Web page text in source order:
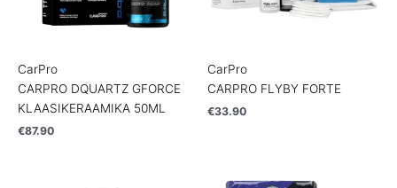
CarPro
CARPRO DQUARTZ GFORCE
KLAASIKERAAMIKA 50ML
€87.90
CarPro
CARPRO FLYBY FORTE
€33.90